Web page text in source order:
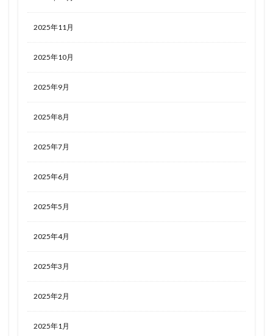
2025年11月
2025年10月
2025年9月
2025年8月
2025年7月
2025年6月
2025年5月
2025年4月
2025年3月
2025年2月
2025年1月